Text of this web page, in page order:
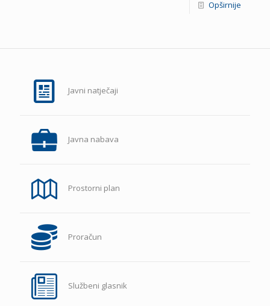
Opširnije
Javni natječaji
Javna nabava
Prostorni plan
Proračun
Službeni glasnik